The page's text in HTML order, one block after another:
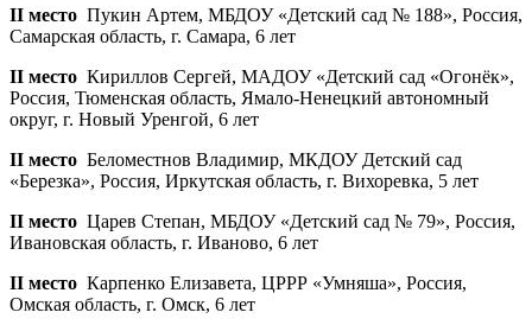
II место Пукин Артем, МБДОУ «Детский сад № 188», Россия,
Самарская область, г. Самара, 6 лет
II место Кириллов Сергей, МАДОУ «Детский сад «Огонёк»,
Россия, Тюменская область, Ямало-Ненецкий автономный
округ, г. Новый Уренгой, 6 лет
II место Беломестнов Владимир, МКДОУ Детский сад
«Березка», Россия, Иркутская область, г. Вихоревка, 5 лет
II место Царев Степан, МБДОУ «Детский сад № 79», Россия,
Ивановская область, г. Иваново, 6 лет
II место Карпенко Елизавета, ЦРРР «Умняша», Россия,
Омская область, г. Омск, 6 лет